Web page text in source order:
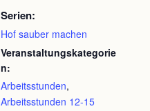
Serien:
Hof sauber machen
Veranstaltungskategorie
n:
Arbeitsstunden,
Arbeitsstunden 12-15